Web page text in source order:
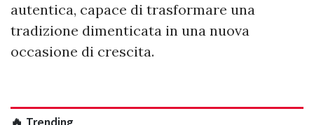
autentica, capace di trasformare una
tradizione dimenticata in una nuova
occasione di crescita.